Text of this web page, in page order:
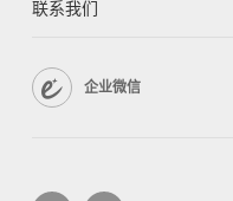
联系我们
企业微信